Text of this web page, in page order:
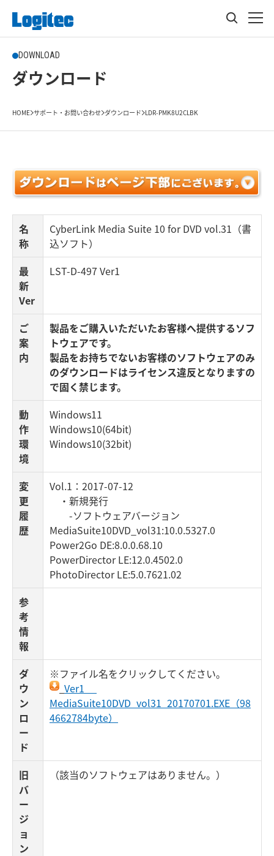
DOWNLOAD
ダウンロード
HOME サポート・お問い合わせ ダウンロード LDR-PMK8U2CLBK
名
称
CyberLink Media Suite 10 for DVD vol.31（書
込ソフト）
最
新
Ver
LST-D-497 Ver1
ご
案
内
製品をご購入いただいたお客様へ提供するソフ
トウェアです。
製品をお持ちでないお客様のソフトウェアのみ
のダウンロードはライセンス違反となりますの
で固く禁じます。
動
作
環
境
Windows11
Windows10(64bit)
Windows10(32bit)
変
更
履
歴
Vol.1：2017-07-12
・新規発行
-ソフトウェアバージョン
MediaSuite10DVD_vol31:10.0.5327.0
Power2Go DE:8.0.0.68.10
PowerDirector LE:12.0.4502.0
PhotoDirector LE:5.0.7621.02
参
考
情
報
ダ
ウ
ン
ロ
ー
ド
※ファイル名をクリックしてください。
Ver1
MediaSuite10DVD_vol31_20170701.EXE（98
4662784byte）
旧
バ
ー
ジ
ョ
ン
（該当のソフトウェアはありません。）